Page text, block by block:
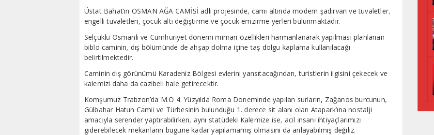
Üstat Bahat’ın OSMAN AĞA CAMİSİ adlı projesinde, cami altında modern şadırvan ve tuvaletler,
engelli tuvaletleri, çocuk altı değiştirme ve çocuk emzirme yerleri bulunmaktadır.
Selçuklu Osmanlı ve Cumhuriyet dönemi mimari özellikleri harmanlanarak yapılması planlanan
biblo caminin, dış bölümünde de ahşap dolma içine taş dolgu kaplama kullanılacağı
belirtilmektedir.
Caminin dış görünümü Karadeniz Bölgesi evlerini yansıtacağından, turistlerin ilgisini çekecek ve
kalemizi daha da cazibeli hale getirecektir.
Komşumuz Trabzon’da M.Ö 4. Yüzyılda Roma Döneminde yapılan surların, Zağanos burcunun,
Gülbahar Hatun Camii ve Türbesinin bulunduğu 1. derece sit alanı olan Atapark’ına nostalji
amacıyla serender yaptırabilirken, aynı statüdeki Kalemize ise, acil insani ihtiyaçlarımızı
giderebilecek mekanların bugüne kadar yapılamamış olmasını da anlayabilmiş değiliz.